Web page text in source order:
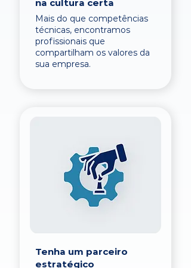
na cultura certa
Mais do que competências
técnicas, encontramos
profissionais que
compartilham os valores da
sua empresa.
Tenha um parceiro
estratégico